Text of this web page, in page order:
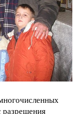
разрешения